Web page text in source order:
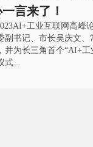
言来了！
工业互联网高峰
副书记、市长吴庆文、
并为长三角首个“AI+工
式...